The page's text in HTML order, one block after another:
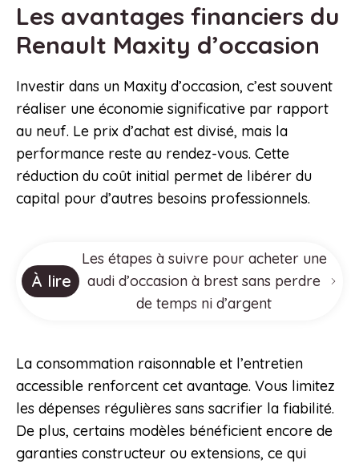
Les avantages financiers du
Renault Maxity d’occasion
Investir dans un Maxity d’occasion, c’est souvent
réaliser une économie significative par rapport
au neuf. Le prix d’achat est divisé, mais la
performance reste au rendez-vous. Cette
réduction du coût initial permet de libérer du
capital pour d’autres besoins professionnels.
À lire
Les étapes à suivre pour acheter une
audi d’occasion à brest sans perdre
de temps ni d’argent
La consommation raisonnable et l’entretien
accessible renforcent cet avantage. Vous limitez
les dépenses régulières sans sacrifier la fiabilité.
De plus, certains modèles bénéficient encore de
garanties constructeur ou extensions, ce qui